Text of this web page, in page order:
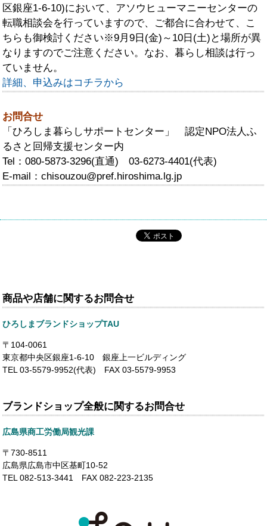
区銀座1‐6‐10)において、アソウヒューマニーセンターの
転職相談会を行っていますので、ご都合に合わせて、こ
ちらも御検討ください※9月9日(金)～10日(土)と場所が異
なりますのでご注意ください。なお、暮らし相談は行っ
ていません。
詳細、申込みはコチラから
お問合せ
「ひろしま暮らしサポートセンター」 認定NPO法人ふ
るさと回帰支援センター内
Tel：080-5873-3296(直通) 03-6273-4401(代表)
E-mail：chisouzou@pref.hiroshima.lg.jp
商品や店舗に関するお問合せ
ひろしまブランドショップTAU
〒104-0061
東京都中央区銀座1-6-10 銀座上一ビルディング
TEL 03-5579-9952(代表) FAX 03-5579-9953
ブランドショップ全般に関するお問合せ
広島県商工労働局観光課
〒730-8511
広島県広島市中区基町10-52
TEL 082-513-3441 FAX 082-223-2135